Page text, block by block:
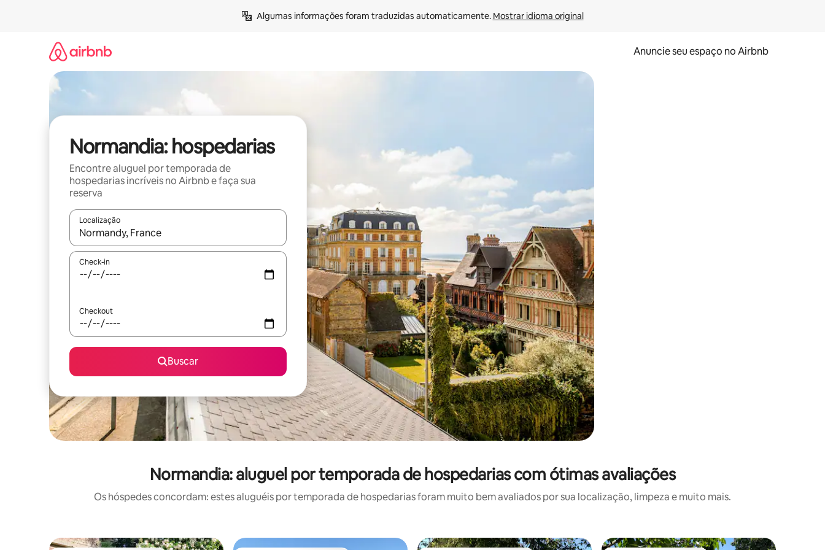
Algumas informações foram traduzidas automaticamente. Mostrar idioma original
Anuncie seu espaço no Airbnb
Normandia: hospedarias
Encontre aluguel por temporada de
hospedarias incríveis no Airbnb e faça sua
reserva
Localização
Quando os resultados estiverem disponíveis, explore-os usando as seta para cima e para baixo do teclado ou tocando e deslizando o dedo na tela.
Check-in
Checkout
Buscar
Normandia: aluguel por temporada de hospedarias com ótimas avaliações
Os hóspedes concordam: estes aluguéis por temporada de hospedarias foram muito bem avaliados por sua localização, limpeza e muito mais.